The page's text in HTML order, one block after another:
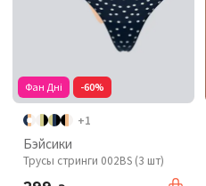
Фан Дні -60%
+1
Бэйсики
Трусы стринги 002BS (3 шт)